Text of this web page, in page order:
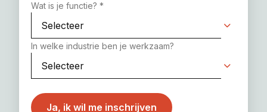
Wat is je functie? *
In welke industrie ben je werkzaam?